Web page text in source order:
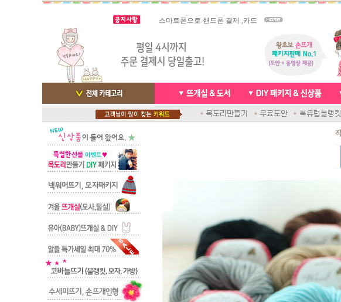
실시간 결
빠른 당일발송/ 거의 그 다음날